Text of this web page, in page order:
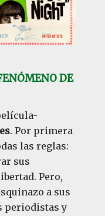
DE
. Por primera
las reglas:
sus
Pero,
a sus
periodistas y